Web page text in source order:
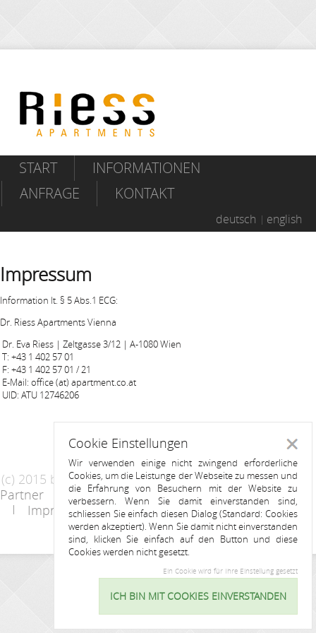
START
INFORMATIONEN
ANFRAGE
KONTAKT
deutsch english
Impressum
Information lt. § 5 Abs.1 ECG:
Dr. Riess Apartments Vienna
Dr. Eva Riess | Zeltgasse 3/12 | A-1080 Wien
T: +43 1 402 57 01
F: +43 1 402 57 01 / 21
E-Mail: office (at) apartment.co.at
UID: ATU 12746206
(c) 2015 by Riess Apartments
Partner
AGB
Datenschutzerklärung
Impressum
Kontakt
Cookie
Cookie Einstellungen
Wir verwenden einige nicht zwingend erforderliche
Cookies, um die Leistunge der Webseite zu messen und
die Erfahrung von Besuchern mit der Website zu
verbessern. Wenn Sie damit einverstanden sind,
schliessen Sie einfach diesen Dialog (Standard: Cookies
werden akzeptiert). Wenn Sie damit nicht einverstanden
sind, klicken Sie einfach auf den Button und diese
Cookies werden nicht gesetzt.
Ein Cookie wird für Ihre Einstellung gesetzt
ICH BIN MIT COOKIES EINVERSTANDEN